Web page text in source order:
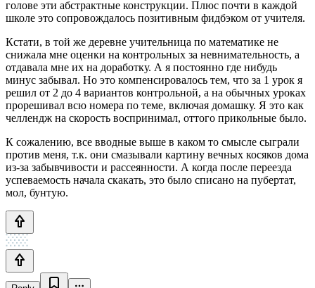
голове эти абстрактные конструкции. Плюс почти в каждой
школе это сопровождалось позитивным фидбэком от учителя.
Кстати, в той же деревне учительница по математике не
снижала мне оценки на контрольных за невнимательность, а
отдавала мне их на доработку. А я постоянно где нибудь
минус забывал. Но это компенсировалось тем, что за 1 урок я
решил от 2 до 4 вариантов контрольной, а на обычных уроках
прорешивал всю номера по теме, включая домашку. Я это как
челлендж на скорость воспринимал, оттого прикольные было.
К сожалению, все вводные выше в каком то смысле сыграли
против меня, т.к. они смазывали картину вечных косяков дома
из-за забывчивости и рассеянности. А когда после переезда
успеваемость начала скакать, это было списано на пубертат,
мол, бунтую.